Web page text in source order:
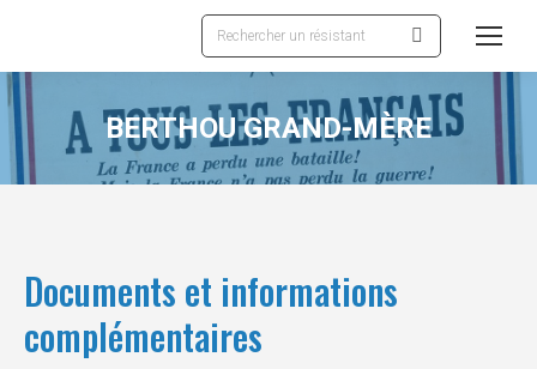
Recherche
:
BERTHOU GRAND-MÈRE
Documents et informations
complémentaires